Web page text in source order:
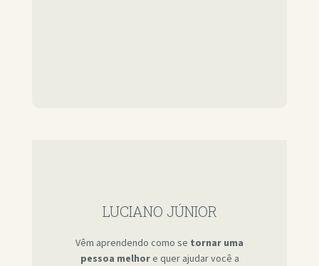
LUCIANO JÚNIOR
Vêm aprendendo como se tornar uma
pessoa melhore quer ajudar você a